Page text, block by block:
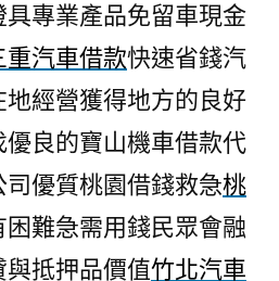
專業產品免留車現金
重汽車借款快速省錢汽
經營獲得地方的良好
優良的寶山機車借款代
優質桃園借錢救急桃
困難急需用錢民眾會融
抵押品價值竹北汽車